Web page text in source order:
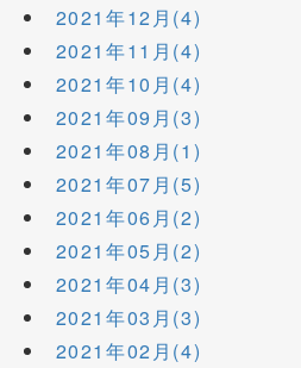
2021年12月(4)
2021年11月(4)
2021年10月(4)
2021年09月(3)
2021年08月(1)
2021年07月(5)
2021年06月(2)
2021年05月(2)
2021年04月(3)
2021年03月(3)
2021年02月(4)